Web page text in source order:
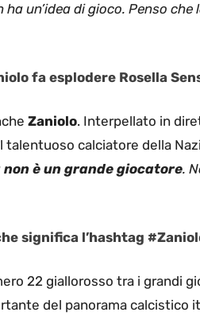
un’idea di gioco. Penso
fa esplodere Rosella
Zaniolo. Interpellato in
calciatore della
non è un grande giocatore.
significa l’hashtag
22 giallorosso tra i grandi
del panorama calcistico